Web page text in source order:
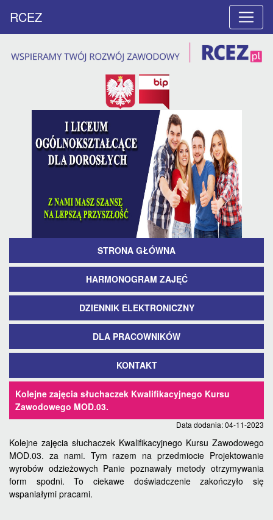
STRONA GŁÓWNA
HARMONOGRAM ZAJĘĆ
DZIENNIK ELEKTRONICZNY
DLA PRACOWNIKÓW
KONTAKT
RCEZ
Kolejne zajęcia słuchaczek Kwalifikacyjnego Kursu
Zawodowego MOD.03.
Data dodania: 04-11-2023
Kolejne zajęcia słuchaczek Kwalifikacyjnego Kursu Zawodowego
MOD.03. za nami. Tym razem na przedmiocie Projektowanie
wyrobów odzieżowych Panie poznawały metody otrzymywania
form spodni. To ciekawe doświadczenie zakończyło się
wspaniałymi pracami.